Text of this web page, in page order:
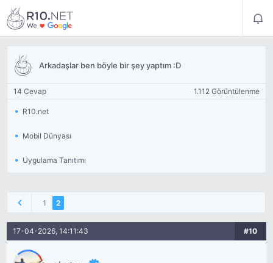
Arkadaşlar ben böyle bir şey yaptım :D
14 Cevap 1.112 Görüntülenme
R10.net
Mobil Dünyası
Uygulama Tanıtımı
1 2
17-04-2026, 14:11:43 #10